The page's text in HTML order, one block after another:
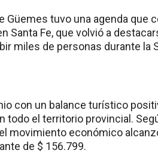
Güemes tuvo una agenda que
Santa Fe, que volvió a
miles de personas durante la
con un balance turístico
todo el territorio provincial.
movimiento económico
de $ 156.799.